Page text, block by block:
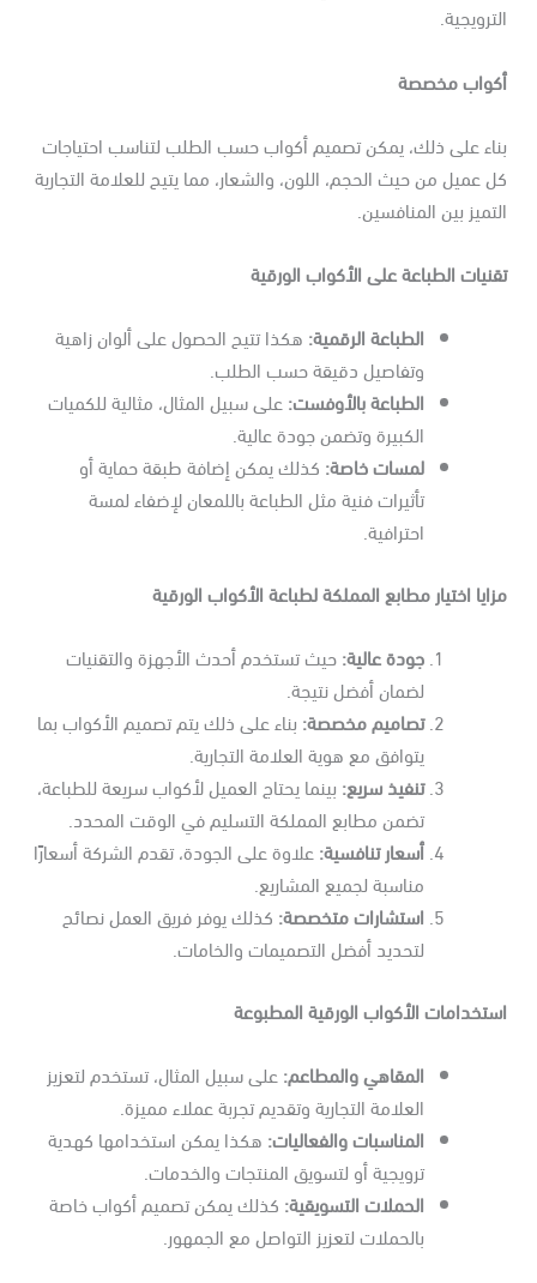
مخصصة
على ذلك، يمكن تصميم أكواب حسب الطلب لتناسب احتياجات
عميل من حيث الحجم، اللون، والشعار، مما يتيح للعلامة التجارية
بين المنافسين.
الطباعة على الأكواب الورقية
الطباعة الرقمية:هكذا تتيح الحصول على ألوان زاهية
وتفاصيل دقيقة حسب الطلب.
الطباعة بالأوفست:على سبيل المثال، مثالية للكميات
الكبيرة وتضمن جودة عالية.
لمسات خاصة:كذلك يمكن إضافة طبقة حماية أو
تأثيرات فنية مثل الطباعة باللمعان لإضفاء لمسة
احترافية.
اختيار مطابع المملكة لطباعة الأكواب الورقية
جودة عالية:حيث تستخدم أحدث الأجهزة والتقنيات
لضمان أفضل نتيجة.
تصاميم مخصصة:بناء على ذلك يتم تصميم الأكواب بما
يتوافق مع هوية العلامة التجارية.
تنفيذ سريع :بينما يحتاج العميل لأكواب سريعة للطباعة،
تضمن مطابع المملكة التسليم في الوقت المحدد.
أسعار تنافسية:علاوة على الجودة، تقدم الشركة أسعارًا
مناسبة لجميع المشاريع.
استشارات متخصصة:كذلك يوفر فريق العمل نصائح
لتحديد أفضل التصميمات والخامات.
الأكواب الورقية المطبوعة
المقاهي والمطاعم:على سبيل المثال، تستخدم لتعزيز
العلامة التجارية وتقديم تجربة عملاء مميزة.
المناسبات والفعاليات:هكذا يمكن استخدامها كهدية
ترويجية أو لتسويق المنتجات والخدمات.
الحملات التسويقية:كذلك يمكن تصميم أكواب خاصة
بالحملات لتعزيز التواصل مع الجمهور.